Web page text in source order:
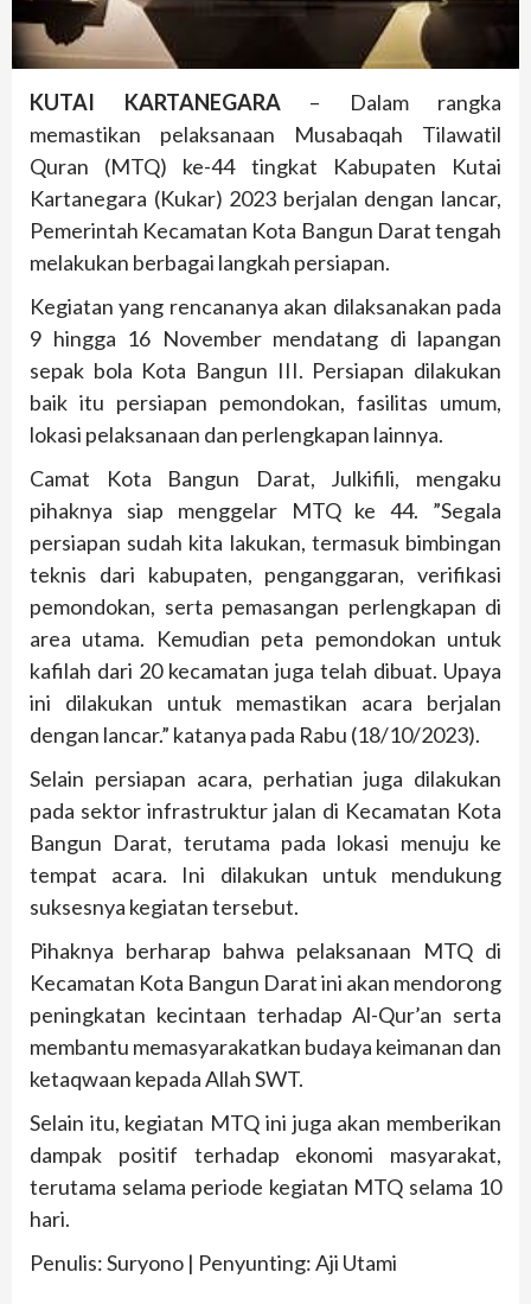
KUTAI KARTANEGARA– Dalam rangka
memastikan pelaksanaan Musabaqah Tilawatil
Quran (MTQ) ke-44 tingkat Kabupaten Kutai
Kartanegara (Kukar) 2023 berjalan dengan lancar,
Pemerintah Kecamatan Kota Bangun Darat tengah
melakukan berbagai langkah persiapan.
Kegiatan yang rencananya akan dilaksanakan pada
9 hingga 16 November mendatang di lapangan
sepak bola Kota Bangun III. Persiapan dilakukan
baik itu persiapan pemondokan, fasilitas umum,
lokasi pelaksanaan dan perlengkapan lainnya.
Camat Kota Bangun Darat, Julkifili, mengaku
pihaknya siap menggelar MTQ ke 44. ”Segala
persiapan sudah kita lakukan, termasuk bimbingan
teknis dari kabupaten, penganggaran, verifikasi
pemondokan, serta pemasangan perlengkapan di
area utama. Kemudian peta pemondokan untuk
kafilah dari 20 kecamatan juga telah dibuat. Upaya
ini dilakukan untuk memastikan acara berjalan
dengan lancar.” katanya pada Rabu (18/10/2023).
Selain persiapan acara, perhatian juga dilakukan
pada sektor infrastruktur jalan di Kecamatan Kota
Bangun Darat, terutama pada lokasi menuju ke
tempat acara. Ini dilakukan untuk mendukung
suksesnya kegiatan tersebut.
Pihaknya berharap bahwa pelaksanaan MTQ di
Kecamatan Kota Bangun Darat ini akan mendorong
peningkatan kecintaan terhadap Al-Qur’an serta
membantu memasyarakatkan budaya keimanan dan
ketaqwaan kepada Allah SWT.
Selain itu, kegiatan MTQ ini juga akan memberikan
dampak positif terhadap ekonomi masyarakat,
terutama selama periode kegiatan MTQ selama 10
hari.
Penulis: Suryono | Penyunting: Aji Utami